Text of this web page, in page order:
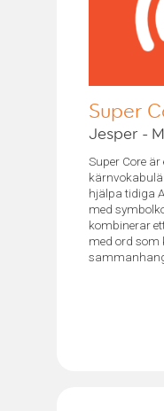
Super
Jesper -
Super Core
hjälpa tidiga
med
kombinerar
med ord som